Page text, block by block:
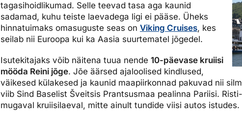
tagasihoidlikumad. Selle teevad tasa aga kaunid
sadamad, kuhu teiste laevadega ligi ei pääse. Üheks
hinnatuimaks omasuguste seas on Viking Cruises, kes
seilab nii Euroopa kui ka Aasia suurtematel jõgedel.
Isutekitajaks võib näitena tuua nende 10-päevase kruiisi
mööda Reini jõge. Jõe äärsed ajaloolised kindlused,
väikesed külakesed ja kaunid maapiirkonnad pakuvad nii
viib Sind Baselist Šveitsis Prantsusmaa pealinna Pariisi.
mugaval kruiisilaeval, mitte ainult tundide viisi autos istudes.